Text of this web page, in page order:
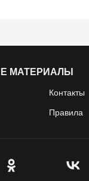
МАТЕРИАЛЫ
Контакты
Правила